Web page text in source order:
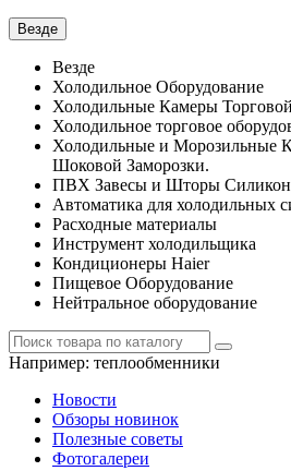
Везде
Везде
Холодильное Оборудование
Холодильные Камеры
Холодильное торговое
Холодильные и Морозильные
Шоковой Заморозки.
ПВХ Завесы и Шторы
Автоматика для холодильных
Расходные материалы
Инструмент холодильщика
Кондиционеры Haier
Пищевое Оборудование
Нейтральное оборудование
Например: теплообменники
Новости
Обзоры новинок
Полезные советы
Фотогалереи